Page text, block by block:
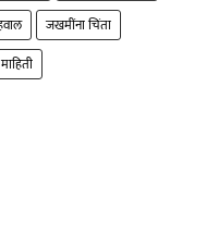
जखमींना चिंता